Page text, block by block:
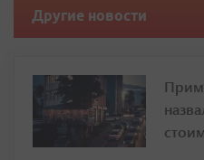
Другие новости